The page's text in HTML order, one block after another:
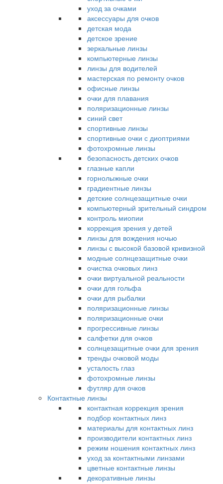
уход за очками
аксессуары для очков
детская мода
детское зрение
зеркальные линзы
компьютерные линзы
линзы для водителей
мастерская по ремонту очков
офисные линзы
очки для плавания
поляризационные линзы
синий свет
спортивные линзы
спортивные очки с диоптриями
фотохромные линзы
безопасность детских очков
глазные капли
горнолыжные очки
градиентные линзы
детские солнцезащитные очки
компьютерный зрительный синдром
контроль миопии
коррекция зрения у детей
линзы для вождения ночью
линзы с высокой базовой кривизной
модные солнцезащитные очки
очистка очковых линз
очки виртуальной реальности
очки для гольфа
очки для рыбалки
поляризационные линзы
поляризационные очки
прогрессивные линзы
салфетки для очков
солнцезащитные очки для зрения
тренды очковой моды
усталость глаз
фотохромные линзы
футляр для очков
Контактные линзы
контактная коррекция зрения
подбор контактных линз
материалы для контактных линз
производители контактных линз
режим ношения контактных линз
уход за контактными линзами
цветные контактные линзы
декоративные линзы